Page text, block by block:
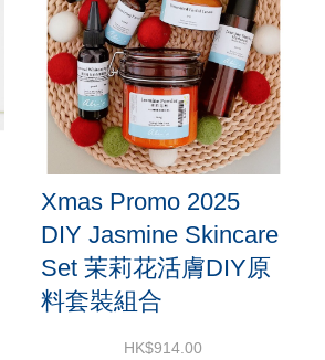
Xmas Promo 2025
DIY Jasmine Skincare
Set 茉莉花活膚DIY原
料套裝組合
HK$914.00